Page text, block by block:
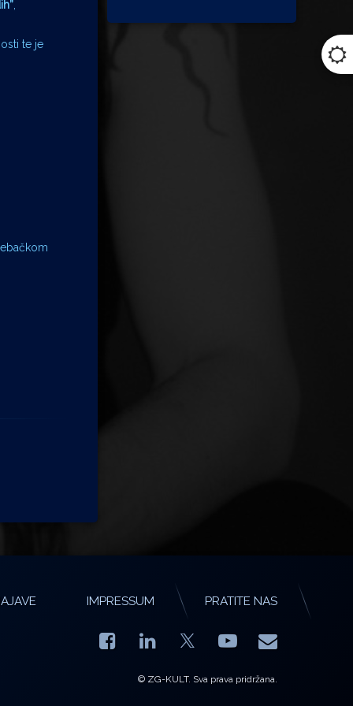
te je
IMPRESSUM PRATITE NAS
Facebook
LinkedIn YouTube
E-mail
© ZG-KULT. Sva prava pridržana.